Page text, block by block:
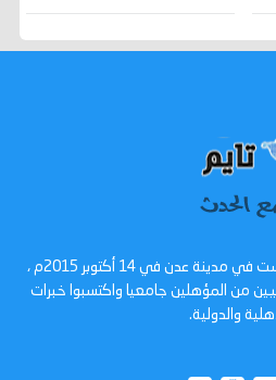
عدن تايم - صحيفة الكترونية تأسست في مدينة عدن في 14 أكتوبر 2015م ،
من المؤهلين جامعيا واكتسبوا خبرات
والدولية.